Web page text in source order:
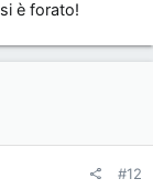
è forato!
#12